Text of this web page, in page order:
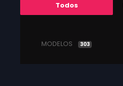
Todos
MODELOS 303